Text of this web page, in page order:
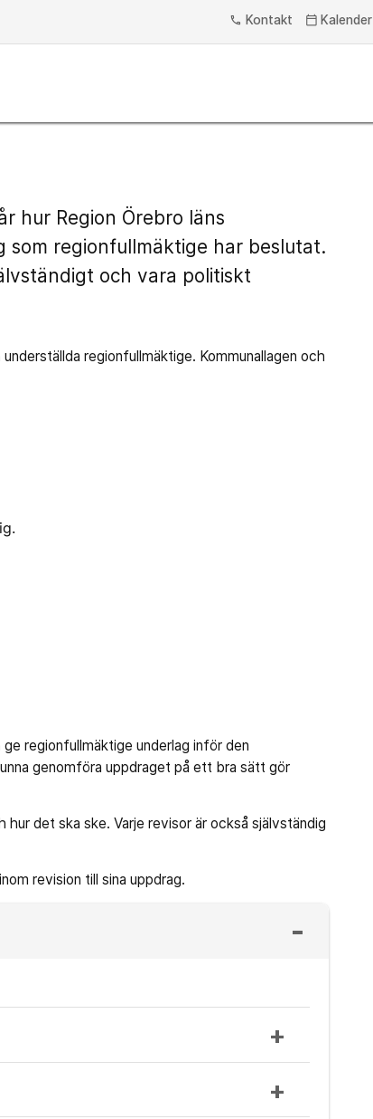
phone Kontakt calendar_today Kalender
hur Region Örebro läns
regionfullmäktige har beslutat.
och vara politiskt
regionfullmäktige. Kommunallagen och
regionfullmäktige underlag inför den
genomföra uppdraget på ett bra sätt gör
hur det ska ske. Varje revisor är också självständig
revision till sina uppdrag.